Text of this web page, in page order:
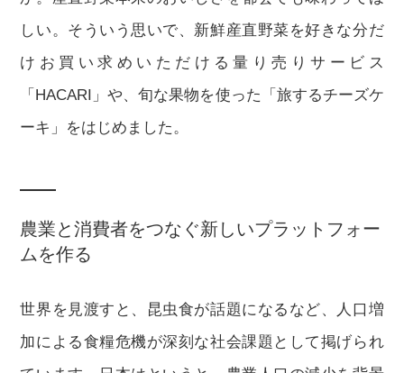
しい。そういう思いで、新鮮産直野菜を好きな分だ
けお買い求めいただける量り売りサービス
「HACARI」や、旬な果物を使った「旅するチーズケ
ーキ」をはじめました。
農業と消費者をつなぐ新しいプラットフォー
ムを作る
世界を見渡すと、昆虫食が話題になるなど、人口増
加による食糧危機が深刻な社会課題として掲げられ